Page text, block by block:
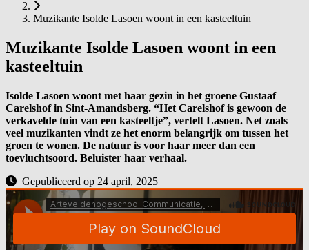
Muzikante Isolde Lasoen woont in een kasteeltuin
Muzikante Isolde Lasoen woont in een
kasteeltuin
Isolde Lasoen woont met haar gezin in het groene Gustaaf
Carelshof in Sint-Amandsberg. “Het Carelshof is gewoon de
verkavelde tuin van een kasteeltje”, vertelt Lasoen. Net zoals
veel muzikanten vindt ze het enorm belangrijk om tussen het
groen te wonen. De natuur is voor haar meer dan een
toevluchtsoord. Beluister haar verhaal.
Gepubliceerd op 24 april, 2025